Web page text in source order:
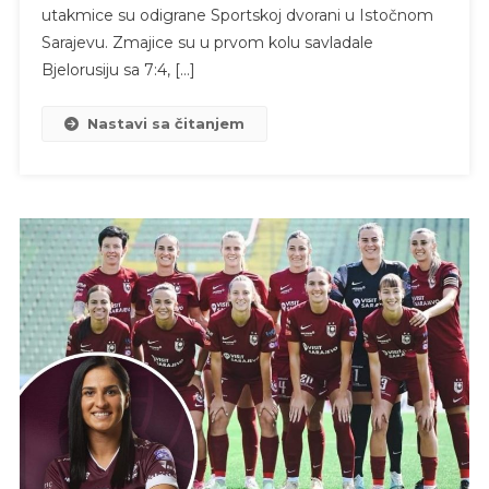
utakmice su odigrane Sportskoj dvorani u Istočnom
Sarajevu. Zmajice su u prvom kolu savladale
Bjelorusiju sa 7:4, […]
Nastavi sa čitanjem